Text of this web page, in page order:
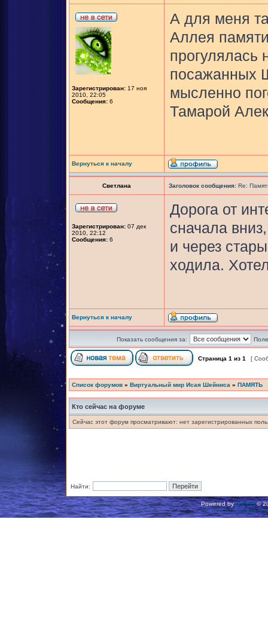
Зарегистрирован: 17 ноя
2010, 22:05
Сообщения: 6
А для меня
Аллея
посажанных
мысленно
Тамарой
Вернуться к началу
Светлана Заголовок сообщения: Re:
Зарегистрирован: 07 дек
2010, 22:12
Сообщения: 6
Дорога от
сначала
и через
ходила.
Вернуться к началу
Показать сообщения за:
Страница 1 из 1 [
Список форумов » Виртуальный мир Исая Шейниса » ПАМЯТЬ
Кто сейчас на форуме
Сейчас этот форум просматривают: нет зарегистрированных
Найти:
Powered byphpBB©
Русская поддержка